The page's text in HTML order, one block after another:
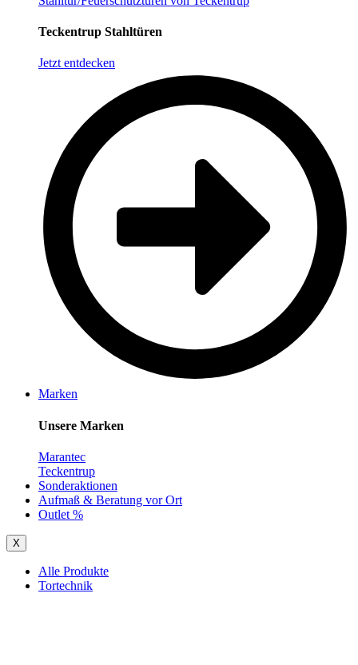
Teckentrup Stahltüren
Jetzt entdecken
Marken
Unsere Marken
Marantec
Teckentrup
Sonderaktionen
Aufmaß & Beratung vor Ort
Outlet %
X
Alle Produkte
Tortechnik